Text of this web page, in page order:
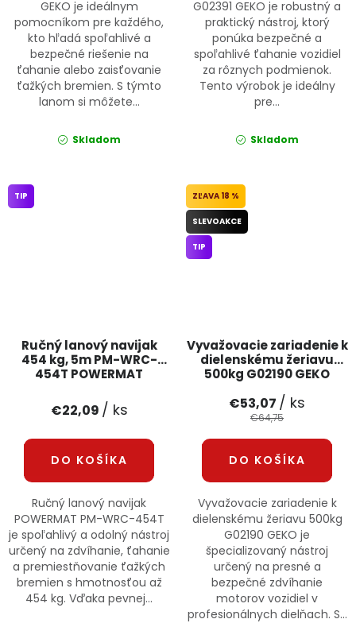
GEKO je ideálnym
pomocníkom pre každého,
kto hľadá spoľahlivé a
bezpečné riešenie na
ťahanie alebo zaisťovanie
ťažkých bremien. S týmto
lanom si môžete...
Skladom
G02391 GEKO je robustný a
praktický nástroj, ktorý
ponúka bezpečné a
spoľahlivé ťahanie vozidiel
za rôznych podmienok.
Tento výrobok je ideálny
pre...
Skladom
Ručný lanový navijak
454 kg, 5m PM-WRC-
454T POWERMAT
TIP
€22,09 / ks
DO KOŠÍKA
Ručný lanový navijak
POWERMAT PM-WRC-454T
je spoľahlivý a odolný nástroj
určený na zdvíhanie, ťahanie
a premiestňovanie ťažkých
bremien s hmotnosťou až
454 kg. Vďaka pevnej...
Vyvažovacie zariadenie k
dielenskému žeriavu
500kg G02190 GEKO
18 %
SLEVOAKCE
TIP
€53,07 / ks
€64,75
DO KOŠÍKA
Vyvažovacie zariadenie k
dielenskému žeriavu 500kg
G02190 GEKO je
špecializovaný nástroj
určený na presné a
bezpečné zdvíhanie
motorov vozidiel v
profesionálnych dielňach. S...